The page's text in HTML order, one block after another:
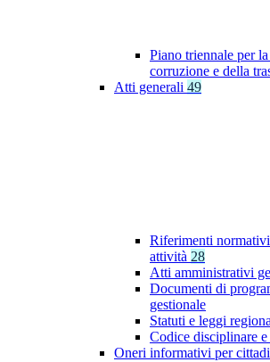
Piano triennale per
corruzione e della
Atti generali 49
Riferimenti
attività 28
Atti amministrativi
Documenti di
gestionale
Statuti e leggi
Codice disciplinare
Oneri informativi per